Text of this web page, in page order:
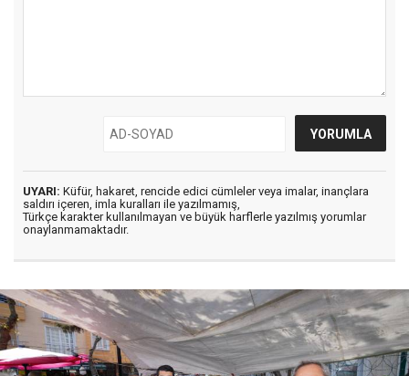
UYARI: Küfür, hakaret, rencide edici cümleler veya imalar, inançlara
saldırı içeren, imla kuralları ile yazılmamış,
Türkçe karakter kullanılmayan ve büyük harflerle yazılmış yorumlar
onaylanmamaktadır.